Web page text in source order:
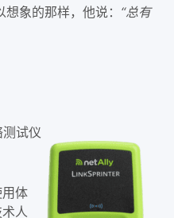
象的那样，他说： “总有
试仪
体
人